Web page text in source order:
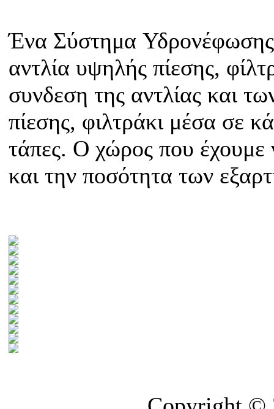
Ένα Σύστημα Υδρονέφωσης
αντλία υψηλής πίεσης,
συνδεση της αντλίας και
πίεσης, φιλτράκι μέσα σε
τάπες. Ο χώρος που έχουμε
και την ποσότητα των